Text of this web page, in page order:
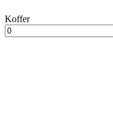
Koffer